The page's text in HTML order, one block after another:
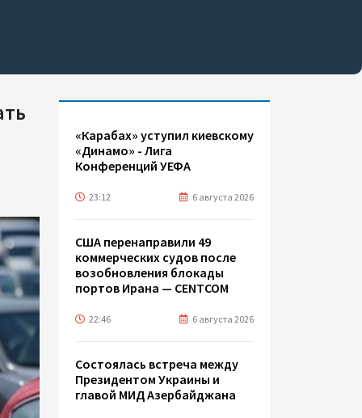
«Карабах» уступил киевскому
«Динамо» - Лига
Конференций УЕФА
23:12 6 августа 2026
США перенаправили 49
коммерческих судов после
возобновления блокады
портов Ирана — CENTCOM
22:46 6 августа 2026
Состоялась встреча между
Президентом Украины и
главой МИД Азербайджана